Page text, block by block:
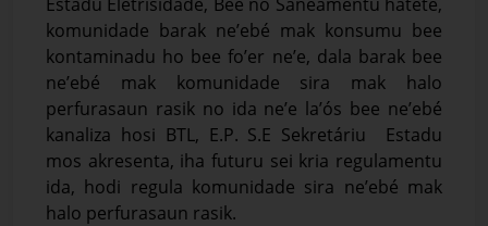
komunidade barak ne’ebé mak konsumu bee
kontaminadu ho bee fo’er ne’e, dala barak bee
ne’ebé mak komunidade sira mak halo
perfurasaun rasik no ida ne’e la’ós bee ne’ebé
kanaliza hosi BTL, E.P. S.E Sekretáriu Estadu
mos akresenta, iha futuru sei kria regulamentu
ida, hodi regula komunidade sira ne’ebé mak
halo perfurasaun rasik.